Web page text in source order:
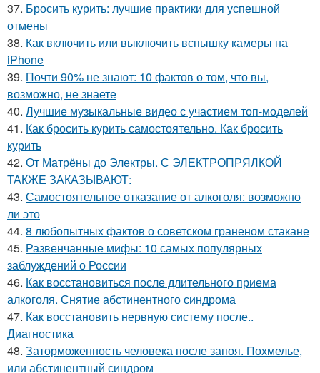
37. Бросить курить: лучшие практики для успешной
отмены
38. Как включить или выключить вспышку камеры на
iPhone
39. Почти 90% не знают: 10 фактов о том, что вы,
возможно, не знаете
40. Лучшие музыкальные видео с участием топ-моделей
41. Как бросить курить самостоятельно. Как бросить
курить
42. От Матрёны до Электры. С ЭЛЕКТРОПРЯЛКОЙ
ТАКЖЕ ЗАКАЗЫВАЮТ:
43. Самостоятельное отказание от алкоголя: возможно
ли это
44. 8 любопытных фактов о советском граненом стакане
45. Развенчанные мифы: 10 самых популярных
заблуждений о России
46. Как восстановиться после длительного приема
алкоголя. Снятие абстинентного синдрома
47. Как восстановить нервную систему после..
Диагностика
48. Заторможенность человека после запоя. Похмелье,
или абстинентный синдром